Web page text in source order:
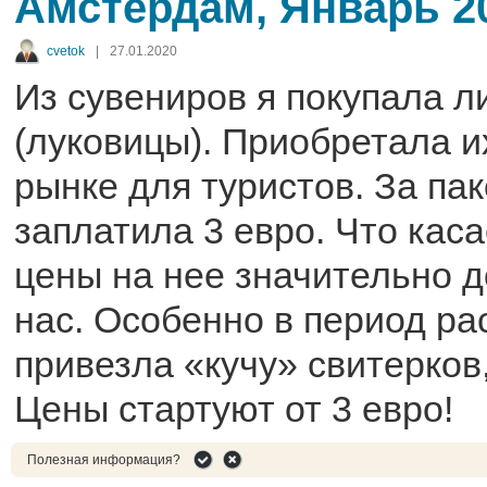
cvetok 27.01.2020
Из сувениров я покупала
(луковицы). Приобретала
рынке для туристов. За
заплатила 3 евро. Что
цены на нее значительно
нас. Особенно в период
привезла «кучу»
Цены стартуют от 3 евро!
Полезная информация?